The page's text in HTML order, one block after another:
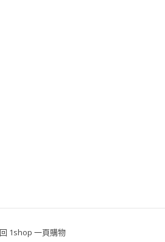
1shop 一頁購物